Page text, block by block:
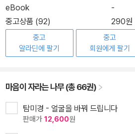
eBook
-
중고상품 (92) 290원
중고
알라딘에 팔기
중고
회원에게 팔기
마음이 자라는 나무 (총 66권)
탐미경 - 얼굴을 바꿔 드립니다
판매가 12,600원